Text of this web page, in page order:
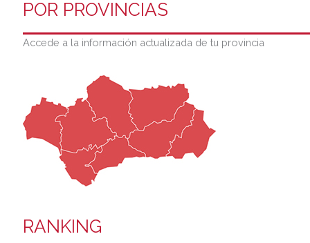
POR PROVINCIAS
Accede a la información actualizada de tu provincia
RANKING